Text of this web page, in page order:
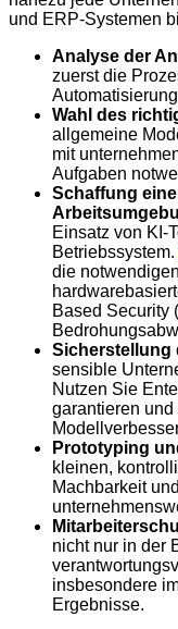
und ERP-Systemen
Analyse der
zuerst die
Wahl des
allgemeine
mit
Aufgaben
Schaffung
Einsatz von KI-
Betriebssystem.
die
Based Security
Sicherstellung
sensible
Nutzen Sie
garantieren
Prototyping
kleinen,
Machbarkeit
nicht nur in der
insbesondere
Ergebnisse.